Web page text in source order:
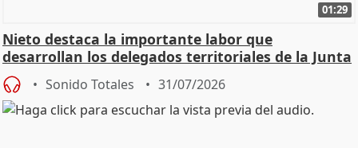
01:29
Nieto destaca la importante labor que
desarrollan los delegados territoriales de la Junta
Sonido Totales 31/07/2026